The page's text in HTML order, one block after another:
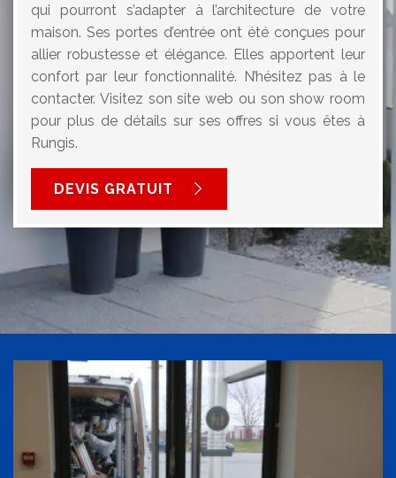
qui pourront s’adapter à l’architecture de votre
maison. Ses portes d’entrée ont été conçues pour
allier robustesse et élégance. Elles apportent leur
confort par leur fonctionnalité. N’hésitez pas à le
contacter. Visitez son site web ou son show room
pour plus de détails sur ses offres si vous êtes à
Rungis.
DEVIS GRATUIT